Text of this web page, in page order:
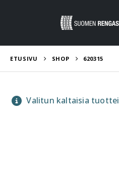
ETUSIVU SHOP 620315
Valitun kaltaisia